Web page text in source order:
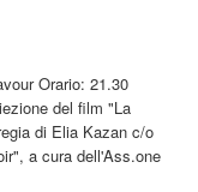
Orario: 21.30
del film "La
di Elia Kazan c/o
a cura dell'Ass.one